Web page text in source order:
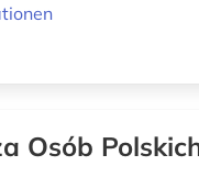
Osób